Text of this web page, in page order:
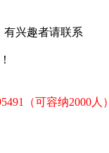
有兴趣者请联系
（可容纳2000人）